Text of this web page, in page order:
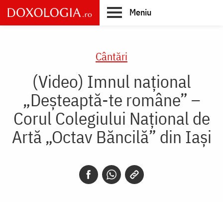
Skip
to
main
Meniu
Cântări
(Video) Imnul național
„Deșteaptă-te române” –
Corul Colegiului Național de
Artă „Octav Băncilă” din Iași